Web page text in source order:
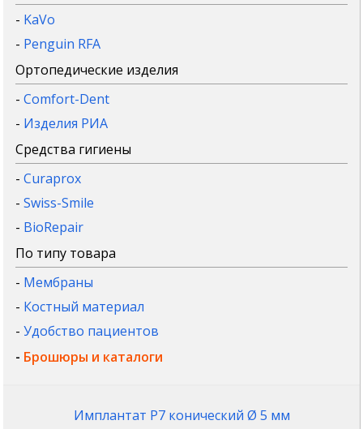
- KaVo
- Penguin RFA
Ортопедические изделия
-Comfort-Dent
- Изделия РИА
Средства гигиены
-Curaprox
-Swiss-Smile
- BioRepair
По типу товара
- Мембраны
- Костный материал
-Удобство пациентов
- Брошюры и каталоги
Имплантат P7 конический Ø 5 мм